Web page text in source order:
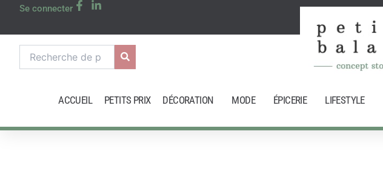
Se connecter
pour :
ACCUEIL PETITS PRIX DÉCORATION MODE ÉPICERIE LIFESTYLE